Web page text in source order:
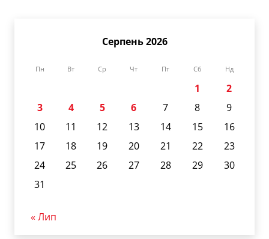
Серпень 2026
Пн Вт Ср Чт Пт Сб Нд
1
2
3
4 5 6 7 8
9
10
11 12 13 14 15
16
17
18 19 20 21 22
23
24
25 26 27 28 29
30
31
« Лип